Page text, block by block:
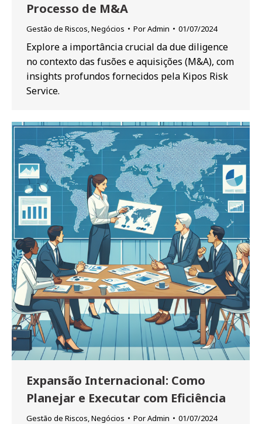
Processo de M&A
Gestão de Riscos,Negócios PorAdmin 01/07/2024
Explore a importância crucial da due diligence
no contexto das fusões e aquisições (M&A), com
insights profundos fornecidos pela Kipos Risk
Service.
Expansão Internacional: Como
Planejar e Executar com Eficiência
Gestão de Riscos,Negócios PorAdmin 01/07/2024